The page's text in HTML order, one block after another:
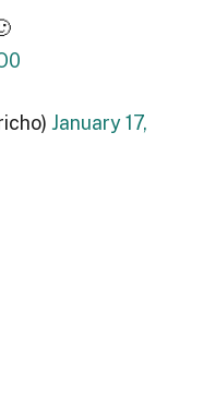
January 17,